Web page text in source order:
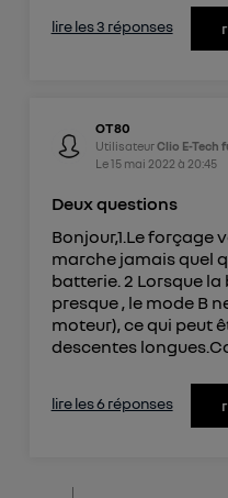
lire les 3 réponses
OT80
UtilisateurClio E-Tech
Le15 mai 2022 à 20:45
Deux questions
Bonjour,1.Le forçage
marche jamais quel
batterie. 2 Lorsque
presque , le mode B
moteur), ce qui peut
descentes
lire les 6 réponses